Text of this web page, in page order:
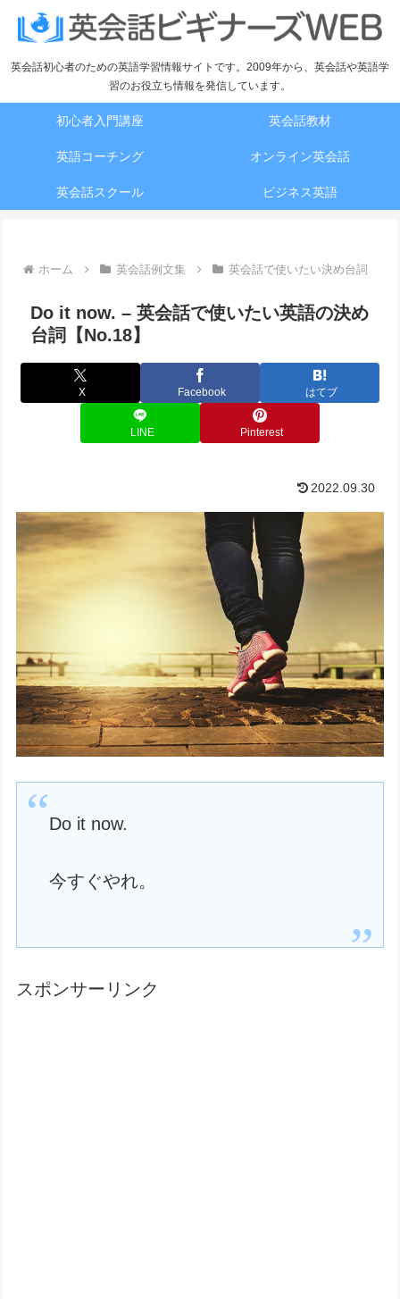
英会話初心者のための英語学習情報サイトです。2009年から、英会話や英語学
習のお役立ち情報を発信しています。
初心者入門講座 英会話教材
英語コーチング オンライン英会話
英会話スクール ビジネス英語
ホーム 英会話例文集 英会話で使いたい決め台詞
Do it now. – 英会話で使いたい英語の決め
台詞【No.18】
X Facebook はてブ
LINE Pinterest
2022.09.30
Do it now.
今すぐやれ。
スポンサーリンク